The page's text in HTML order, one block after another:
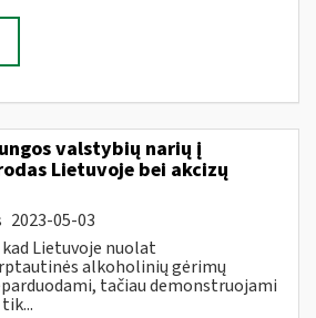
valstybių narių į
Lietuvoje bei akcizų
2023-05-03
Lietuvoje nuolat
alkoholinių gėrimų
tačiau demonstruojami